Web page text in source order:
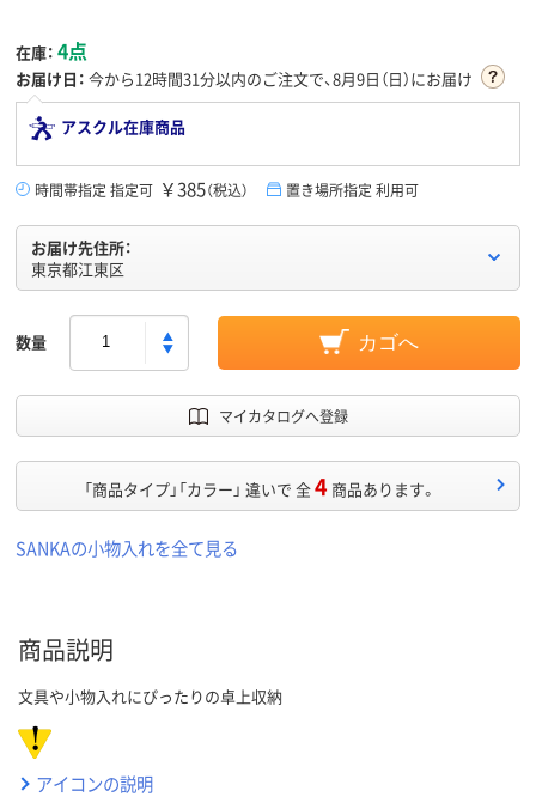
在庫： 4点
お届け日： 今から12時間31分以内のご注文で、8月9日（日）にお届け
アスクル在庫商品
時間帯指定 指定可 ￥385（税込） 置き場所指定 利用可
お届け先住所：
東京都江東区
数量 カゴへ
マイカタログへ登録
「商品タイプ」「カラー」 違いで 全4 商品あります。
SANKAの小物入れを全て見る
商品説明
文具や小物入れにぴったりの卓上収納
アイコンの説明